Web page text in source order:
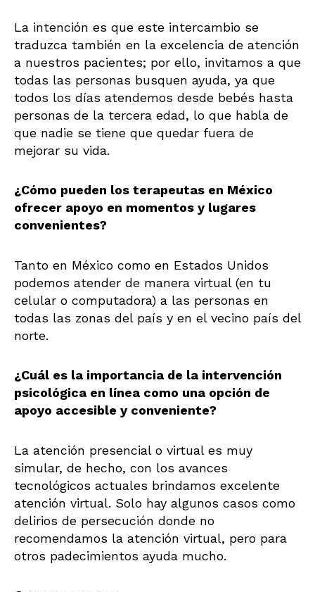
La intención es que este intercambio se
traduzca también en la excelencia de atención
a nuestros pacientes; por ello, invitamos a que
todas las personas busquen ayuda, ya que
todos los días atendemos desde bebés hasta
personas de la tercera edad, lo que habla de
que nadie se tiene que quedar fuera de
mejorar su vida.
¿Cómo pueden los terapeutas en México
ofrecer apoyo en momentos y lugares
convenientes?
Tanto en México como en Estados Unidos
podemos atender de manera virtual (en tu
celular o computadora) a las personas en
todas las zonas del país y en el vecino país del
norte.
¿Cuál es la importancia de la intervención
psicológica en línea como una opción de
apoyo accesible y conveniente?
La atención presencial o virtual es muy
simular, de hecho, con los avances
tecnológicos actuales brindamos excelente
atención virtual. Solo hay algunos casos como
delirios de persecución donde no
recomendamos la atención virtual, pero para
otros padecimientos ayuda mucho.